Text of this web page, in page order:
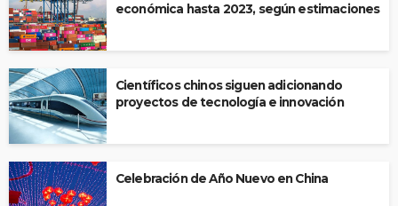
económica hasta 2023, según estimaciones
Científicos chinos siguen adicionando
proyectos de tecnología e innovación
Celebración de Año Nuevo en China